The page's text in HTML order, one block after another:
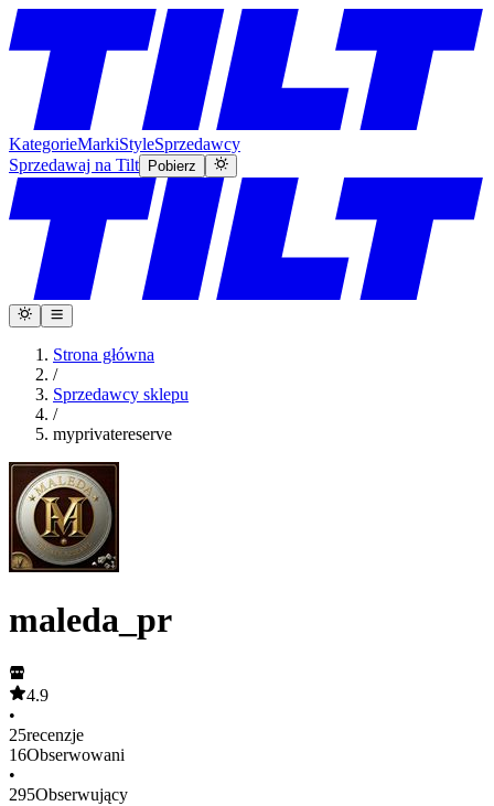
KategorieMarkiStyleSprzedawcy
Sprzedawaj na Tilt
Pobierz
Strona główna
/
Sprzedawcy sklepu
/
myprivatereserve
maleda_pr
4.9
•
25recenzje
16Obserwowani
•
295Obserwujący